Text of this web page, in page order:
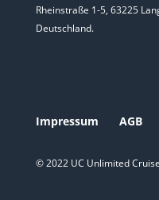
Rheinstraße 1-5, 63225
Deutschland.
Impressum AGB
© 2022 UC Unlimited